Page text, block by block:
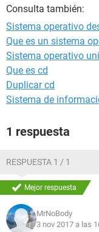
Consulta también:
Sistema operativo
Que es un sistema
Sistema operativo
Que es cd
Duplicar cd
Sistema de
1 respuesta
RESPUESTA 1 / 1
Mejor respuesta
MrNoBody
3 nov 2017 a las